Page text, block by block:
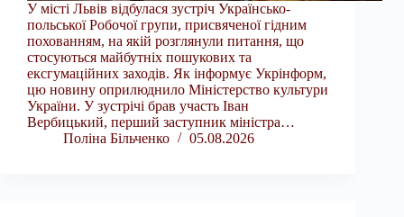
У місті Львів відбулася зустріч Українсько-
польської Робочої групи, присвяченої гідним
похованням, на якій розглянули питання, що
стосуються майбутніх пошукових та
ексгумаційних заходів. Як інформує Укрінформ,
цю новину оприлюднило Міністерство культури
України. У зустрічі брав участь Іван
Вербицький, перший заступник міністра…
Поліна Більченко
05.08.2026